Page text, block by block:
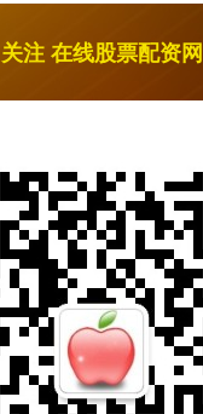
关注 在线股票配资网